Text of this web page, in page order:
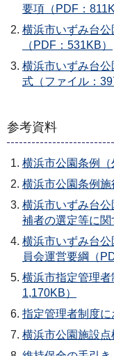
要項（PDF：
横浜市いずみ台
（PDF：531KB）
横浜市いずみ台
式（ファイル：
参考資料
横浜市公園条例（
横浜市公園条例施
横浜市いずみ台
補者の選定等に関
横浜市いずみ台
員会運営要綱（
横浜市指定管理者
1,170KB）
指定管理者制度に
横浜市公園施設点